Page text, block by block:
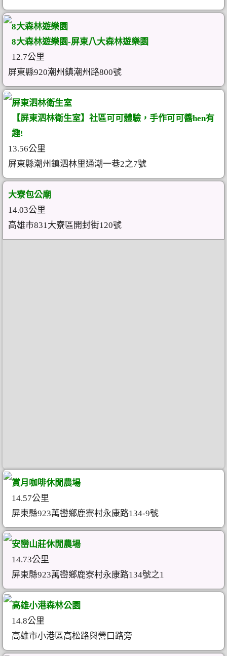
8大森林遊樂園
8大森林遊樂園-屏東八大森林遊樂園
12.7公里
屏東縣920潮州鎮潮州路800號
屏東泗林衛生室
【屏東泗林衛生室】社區可可體驗，手作可可醬hen有
趣!
13.56公里
屏東縣潮州鎮泗林里通潮一巷2之7號
大寮包公廟
14.03公里
高雄市831大寮區開封街120號
賞月咖啡休閒農場
14.57公里
屏東縣923萬巒鄉鹿寮村永康路134-9號
安巒山莊休閒農場
14.73公里
屏東縣923萬巒鄉鹿寮村永康路134號之1
高雄小港森林公園
14.8公里
高雄市小港區高松路與營口路旁